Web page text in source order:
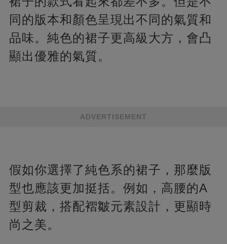
同的版本和顏色呈現出不同的氣質和
品味。純色的裙子更高級大方，會凸
顯出優雅的氣質。
ADVERTISEMENT
假如你選擇了純色系的裙子，那麼版
型也應該更加挺括。例如，高腰的A
型剪裁，搭配褶皺元素設計，更顯時
尚之美。